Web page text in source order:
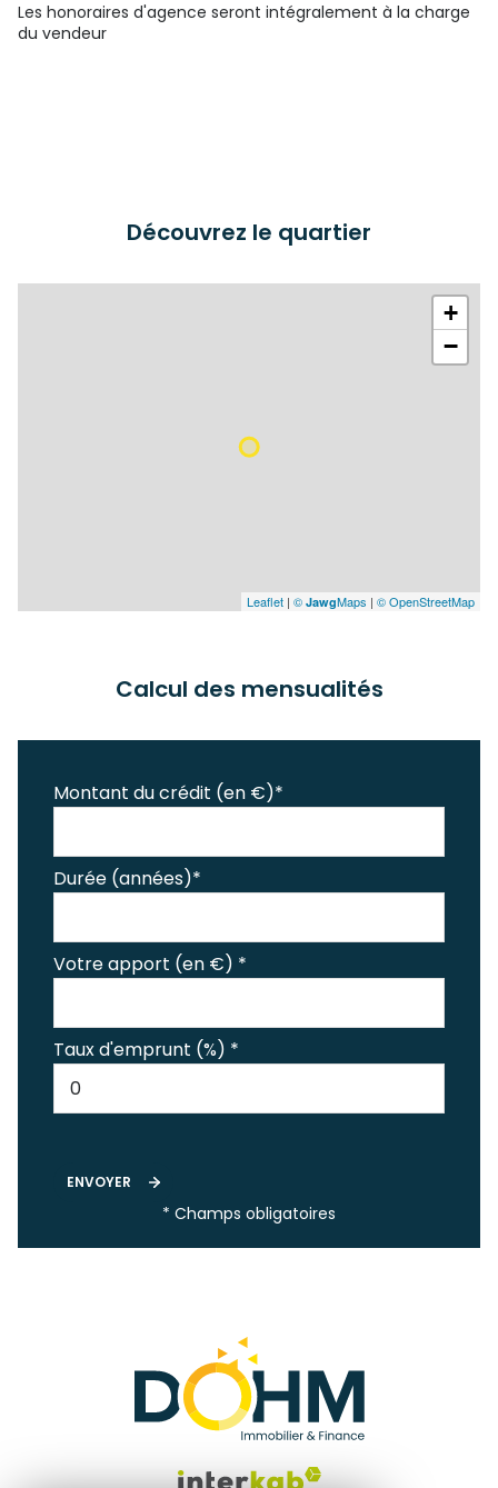
Les honoraires d'agence seront intégralement à la charge
du vendeur
Découvrez le quartier
+
−
Leaflet | © JawgMaps | © OpenStreetMap
Calcul des mensualités
Montant du crédit (en €)*
Durée (années)*
Votre apport (en €) *
Taux d'emprunt (%) *
ENVOYER
* Champs obligatoires